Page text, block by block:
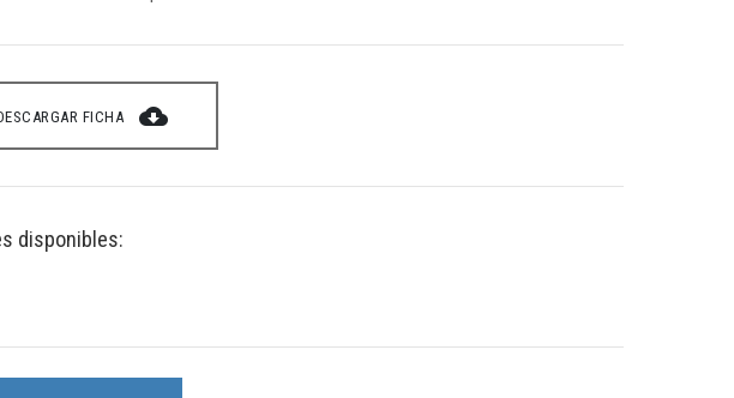
FICHA cloud_download
disponibles: